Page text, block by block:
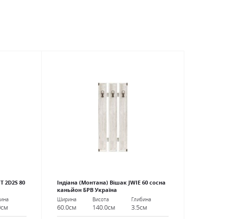
2D2S 80
Індіана (Монтана) Вішак JWIE 60 сосна
каньйон БРВ Україна
Ширина
60.0см
Висота
140.0см
Глибина
3.5см